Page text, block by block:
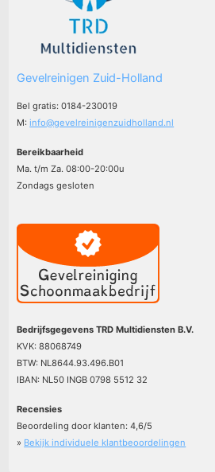
Gevelreinigen Zuid-Holland
Bel gratis: 0184-230019
M:info@gevelreinigenzuidholland.nl
Bereikbaarheid
Ma. t/m Za. 08:00-20:00u
Zondags gesloten
Bedrijfsgegevens TRD Multidiensten B.V.
KVK: 88068749
BTW: NL8644.93.496.B01
IBAN: NL50 INGB 0798 5512 32
Recensies
Beoordeling door klanten:4,6/5
» Bekijk individuele klantbeoordelingen